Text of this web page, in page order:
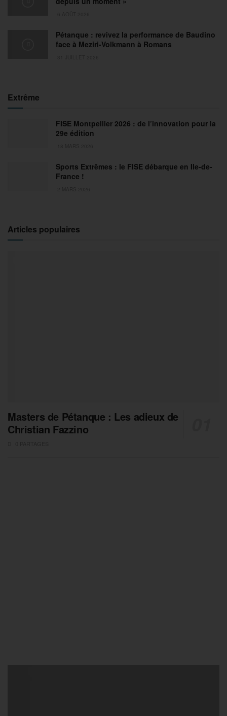
Pétanque : revivez la performance de Baudino
face à Meziri-Volkmann à Romans
Extrême
FISE Montpellier 2026 : de l’innovation pour la
29e édition
Sports Extrêmes : le FISE débarque en Ile-de-
France !
Articles populaires
Masters de Pétanque : Les adieux de
Christian Fazzino